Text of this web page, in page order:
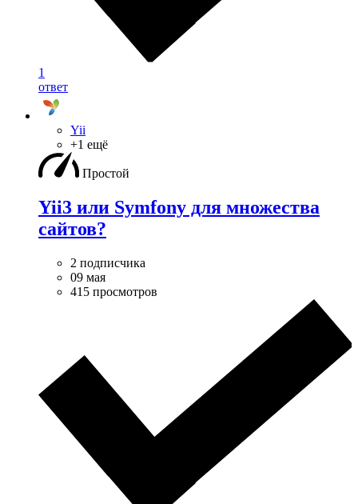
1
ответ
Yii
+1 ещё
Простой
Yii3 или Symfony для множества
сайтов?
2 подписчика
09 мая
415 просмотров